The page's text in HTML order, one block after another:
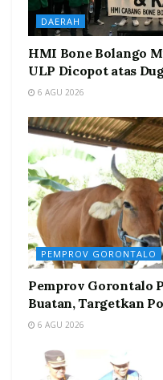
DAERAH
HMI Bone Bolango
ULP Dicopot atas
6 AGU 2026
PEMPROV GORONTALO
Pemprov Gorontalo
Buatan, Targetkan
6 AGU 2026